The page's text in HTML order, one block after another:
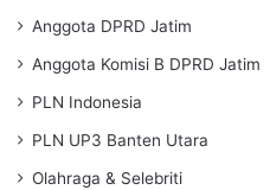
Anggota DPRD Jatim
Anggota Komisi B DPRD Jatim
PLN Indonesia
PLN UP3 Banten Utara
Olahraga & Selebriti